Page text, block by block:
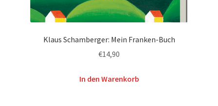
Klaus Schamberger: Mein Franken-Buch
€14,90
In den Warenkorb